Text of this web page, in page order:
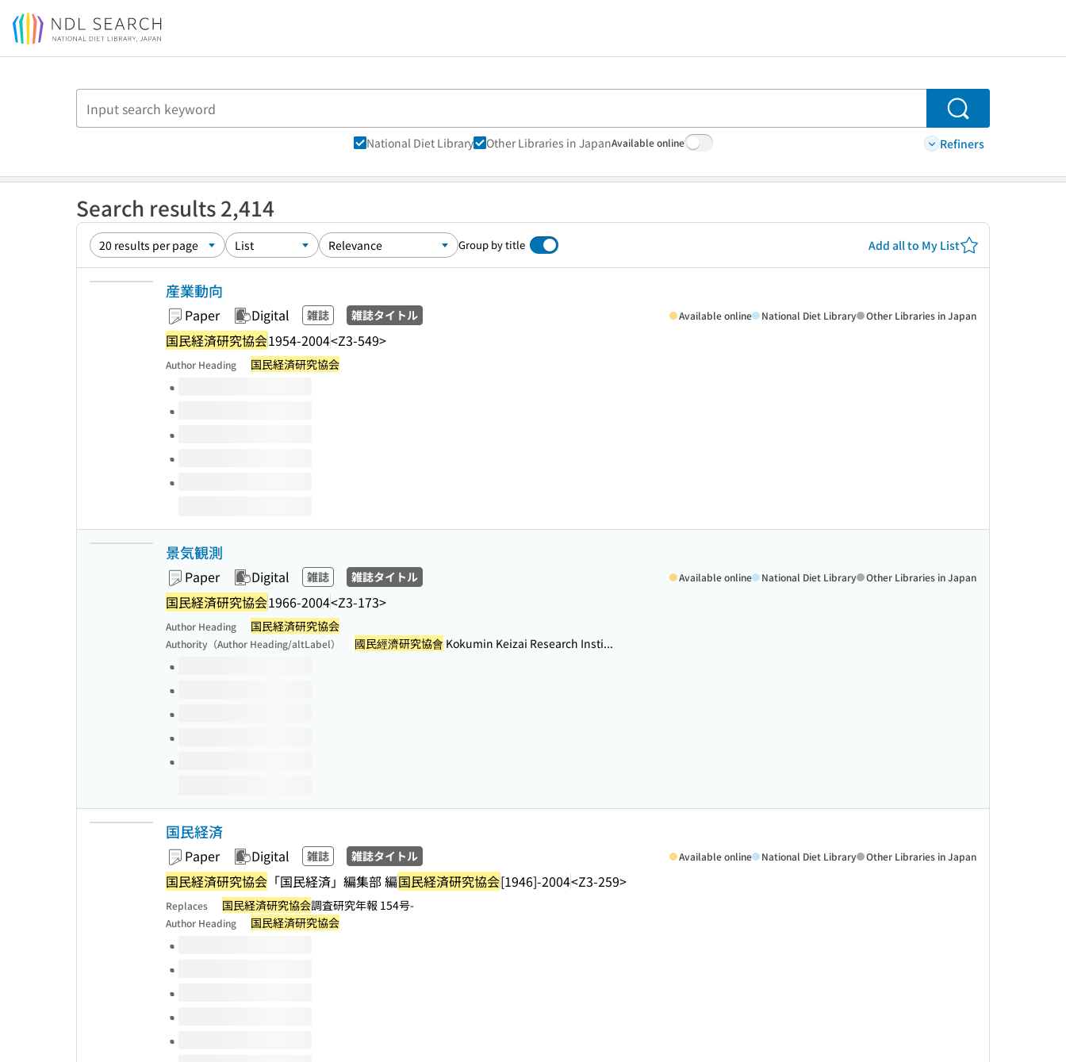
Jump to main content
Search
National Diet Library Other Libraries in JapanAvailable online Refiners
Search results 2,414
Group by title Add all to My List
産業動向
Paper Digital 雑誌 雑誌タイトル
国民経済研究協会1954-2004<Z3-549>
Available online National Diet Library Other Libraries in Japan
Author Heading 国民経済研究協会
Volumes of this title
景気観測
Paper Digital 雑誌 雑誌タイトル
国民経済研究協会1966-2004<Z3-173>
Available online National Diet Library Other Libraries in Japan
Author Heading 国民経済研究協会
Authority（Author Heading/altLabel） 國民經濟研究協會 Kokumin Keizai Research Insti...
Volumes of this title
国民経済
Paper Digital 雑誌 雑誌タイトル
国民経済研究協会 「国民経済」編集部 編国民経済研究協会[1946]-2004<Z3-259>
Available online National Diet Library Other Libraries in Japan
Replaces 国民経済研究協会調査研究年報 154号-
Author Heading 国民経済研究協会
Volumes of this title